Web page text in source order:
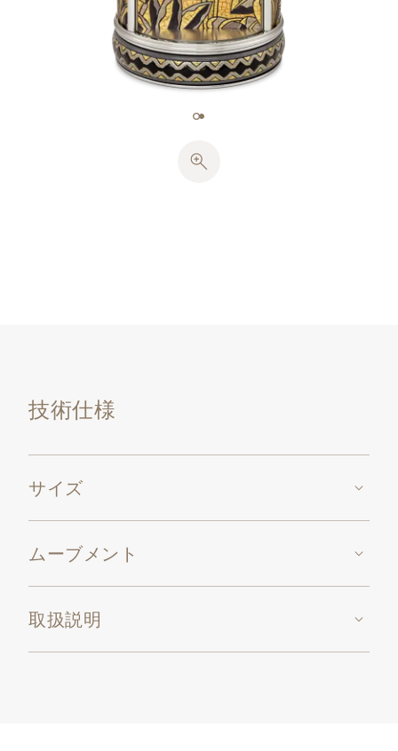
れらはわずかに浮彫りの効果を生み出します。その後
ブラシを用い、プラチナとゴールドの2色の強調顔料
でこの豊かなジャングルを輝かせました。連続して焼
成した後、七宝の表面に着色剤を塗り、この技術に特
ました。
技術仕様
サイズ
ムーブメント
取扱説明